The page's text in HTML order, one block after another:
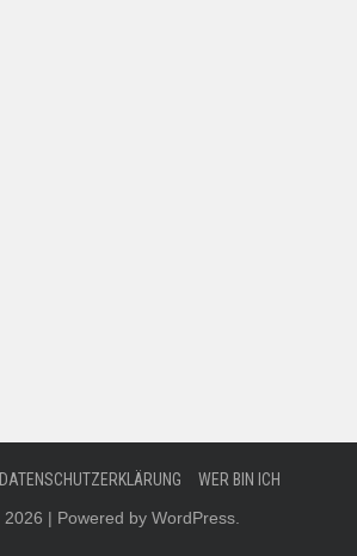
DATENSCHUTZERKLÄRUNG
WER BIN ICH
2026 | Powered by WordPress.